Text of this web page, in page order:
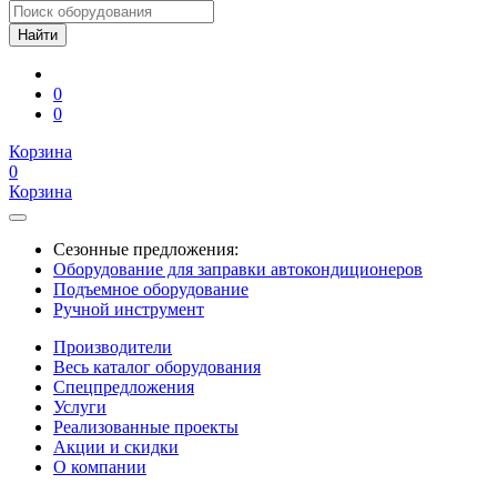
0
0
Корзина
0
Корзина
Сезонные предложения:
Оборудование для заправки автокондиционеров
Подъемное оборудование
Ручной инструмент
Производители
Весь каталог оборудования
Спецпредложения
Услуги
Реализованные проекты
Акции и скидки
О компании